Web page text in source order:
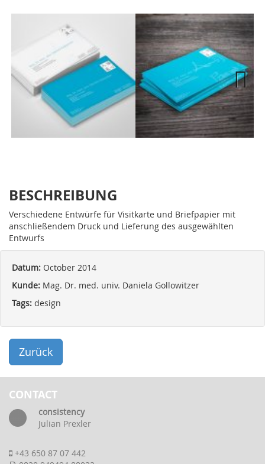
Next
BESCHREIBUNG
Verschiedene Entwürfe für Visitkarte und Briefpapier mit
anschließendem Druck und Lieferung des ausgewählten
Entwurfs
Datum: October 2014
Kunde: Mag. Dr. med. univ. Daniela Gollowitzer
Tags: design
Zurück
CONTACT
consistency
Julian Prexler
+43 650 87 07 442